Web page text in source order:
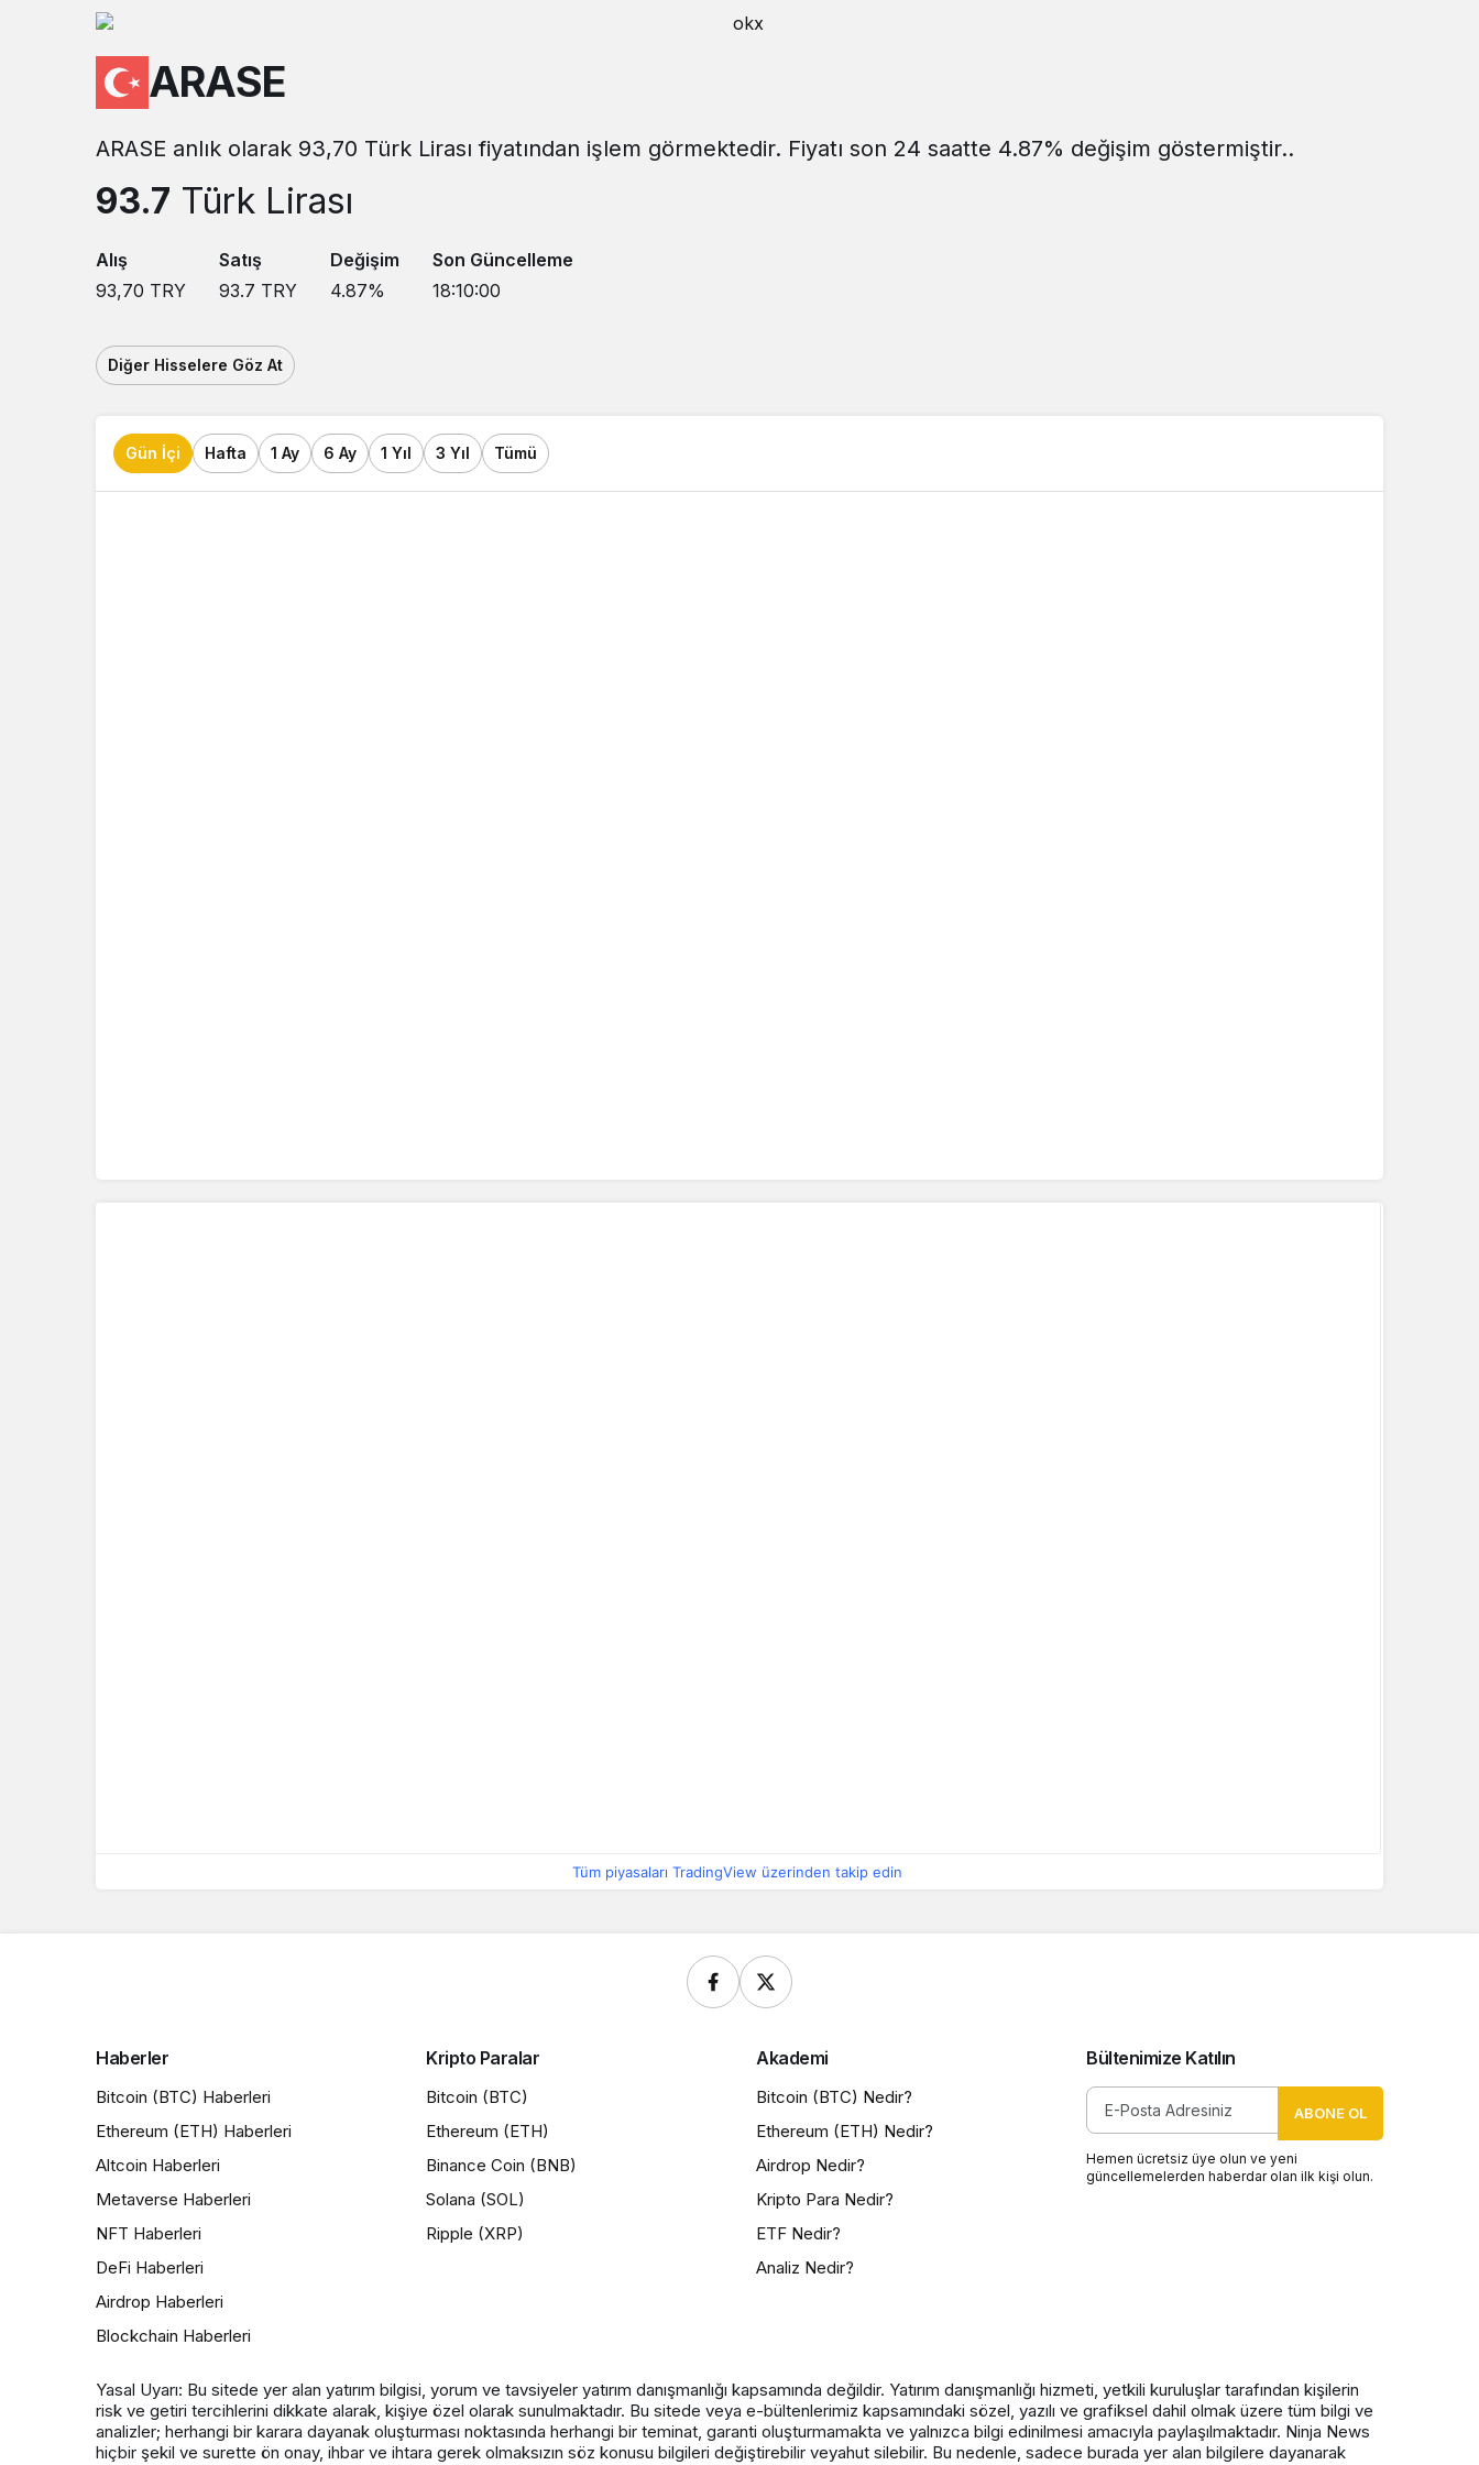
ARASE
ARASE anlık olarak 93,70 Türk Lirası fiyatından işlem görmektedir. Fiyatı son 24 saatte 4.87% değişim göstermiştir..
93.7 Türk Lirası
Alış
93,70 TRY
Satış
93.7 TRY
Değişim
4.87%
Son Güncelleme
18:10:00
Diğer Hisselere Göz At
Gün İçi Hafta 1 Ay 6 Ay 1 Yıl 3 Yıl Tümü
Tüm piyasaları TradingView üzerinden takip edin
Haberler
Bitcoin (BTC) Haberleri
Ethereum (ETH) Haberleri
Altcoin Haberleri
Metaverse Haberleri
NFT Haberleri
DeFi Haberleri
Airdrop Haberleri
Blockchain Haberleri
Kripto Paralar
Bitcoin (BTC)
Ethereum (ETH)
Binance Coin (BNB)
Solana (SOL)
Ripple (XRP)
Akademi
Bitcoin (BTC) Nedir?
Ethereum (ETH) Nedir?
Airdrop Nedir?
Kripto Para Nedir?
ETF Nedir?
Analiz Nedir?
Bültenimize Katılın
ABONE OL
Hemen ücretsiz üye olun ve yeni
güncellemelerden haberdar olan ilk kişi olun.
Yasal Uyarı: Bu sitede yer alan yatırım bilgisi, yorum ve tavsiyeler yatırım danışmanlığı kapsamında değildir. Yatırım danışmanlığı hizmeti, yetkili kuruluşlar tarafından kişilerin
risk ve getiri tercihlerini dikkate alarak, kişiye özel olarak sunulmaktadır. Bu sitede veya e-bültenlerimiz kapsamındaki sözel, yazılı ve grafiksel dahil olmak üzere tüm bilgi ve
analizler; herhangi bir karara dayanak oluşturması noktasında herhangi bir teminat, garanti oluşturmamakta ve yalnızca bilgi edinilmesi amacıyla paylaşılmaktadır. Ninja News
hiçbir şekil ve surette ön onay, ihbar ve ihtara gerek olmaksızın söz konusu bilgileri değiştirebilir veyahut silebilir. Bu nedenle, sadece burada yer alan bilgilere dayanarak